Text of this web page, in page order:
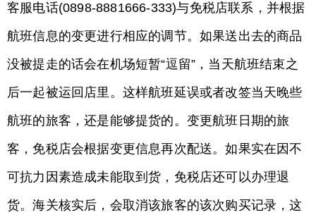
客服电话(0898-8881666-333)与免税店联系，并根据
航班信息的变更进行相应的调节。如果送出去的商品
没被提走的话会在机场短暂“逗留”，当天航班结束之
后一起被运回店里。这样航班延误或者改签当天晚些
航班的旅客，还是能够提货的。变更航班日期的旅
客，免税店会根据变更信息再次配送。如果实在因不
可抗力因素造成未能取到货，免税店还可以办理退
货。海关核实后，会取消该旅客的该次购买记录，这